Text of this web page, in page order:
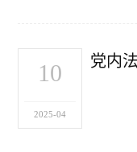
10
2025-04